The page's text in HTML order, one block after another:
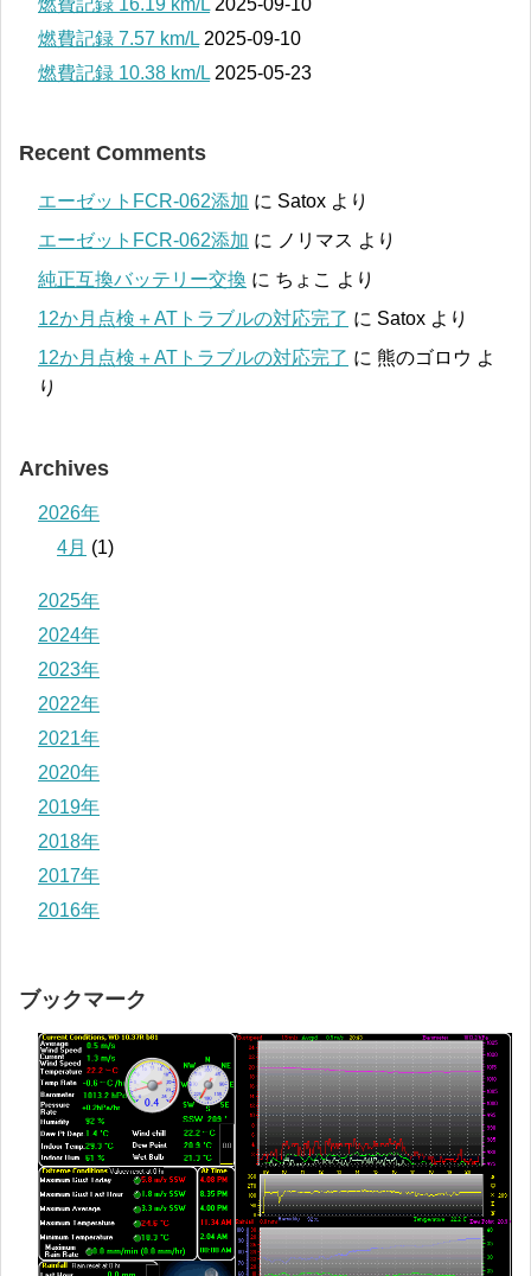
燃費記録 16.19 km/L 2025-09-10
燃費記録 7.57 km/L 2025-09-10
燃費記録 10.38 km/L 2025-05-23
Recent Comments
エーゼットFCR-062添加 に Satox より
エーゼットFCR-062添加 に ノリマス より
純正互換バッテリー交換 に ちょこ より
12か月点検＋ATトラブルの対応完了 に Satox より
12か月点検＋ATトラブルの対応完了 に 熊のゴロウ よ
り
Archives
2026年
4月 (1)
2025年
2024年
2023年
2022年
2021年
2020年
2019年
2018年
2017年
2016年
ブックマーク